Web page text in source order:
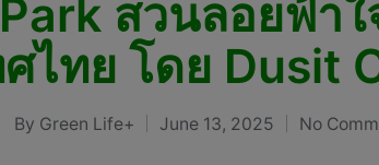
สวนลอยฟ้า
ศไทย โดย Dusit
Posted
By Green Life+ June 13, 2025 No